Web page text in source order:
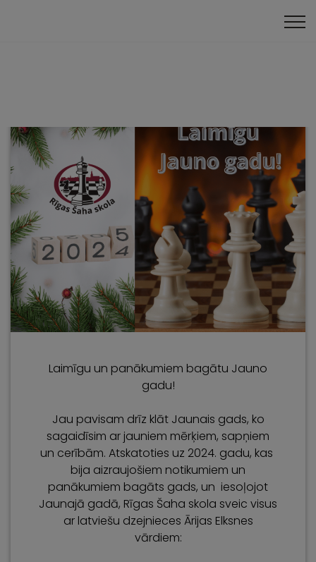
Laimīgu un panākumiem bagātu Jauno
gadu!
Jau pavisam drīz klāt Jaunais gads, ko
sagaidīsim ar jauniem mērķiem, sapņiem
un cerībām. Atskatoties uz 2024. gadu, kas
bija aizraujošiem notikumiem un
panākumiem bagāts gads, un iesoļojot
Jaunajā gadā, Rīgas Šaha skola sveic visus
ar latviešu dzejnieces Ārijas Elksnes
vārdiem: